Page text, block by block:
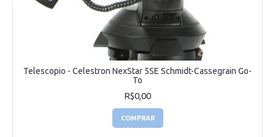
Telescopio - Celestron NexStar 5SE Schmidt-Cassegrain Go-
To
R$0,00
COMPRAR